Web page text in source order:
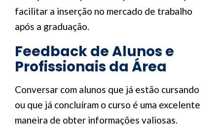
facilitar a inserção no mercado de trabalho
após a graduação.
Feedback de Alunos e
Profissionais da Área
Conversar com alunos que já estão cursando
ou que já concluíram o curso é uma excelente
maneira de obter informações valiosas.